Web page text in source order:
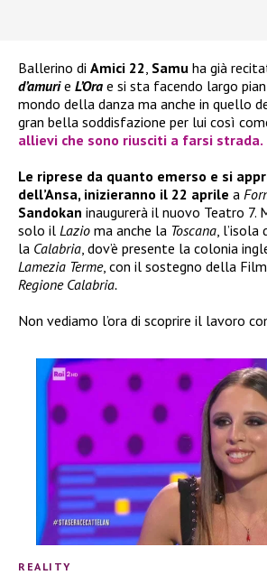
Ballerino di Amici 22, Samu ha già
d’amurie L’Ora e si sta facendo largo
mondo della danza ma anche in quello
gran bella soddisfazione per lui così
allievi che sono riusciti a farsi strada.
Le riprese da quanto emerso e si
dell’Ansa, inizieranno il 22 aprile a
Sandokan inaugurerà il nuovo Teatro 7.
solo il Lazio ma anche la Toscana, l’isola
la Calabria, dov’è presente la colonia
Lamezia Terme, con il sostegno della
Regione Calabria.
Non vediamo l’ora di scoprire il lavoro
REALITY